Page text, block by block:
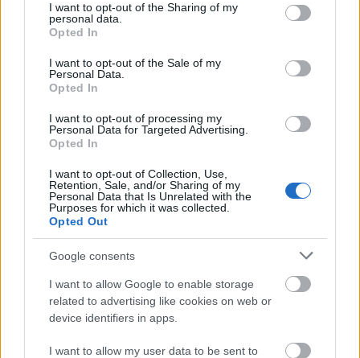
not limited to your visit or usage behaviour. You may click to
grant or deny consent to Google and its third-party tags to
use your data for below specified purposes in below Google
consent section.
I want to opt-out of the Sharing of my
personal data.
Opted In
I want to opt-out of the Sale of my
Personal Data.
Opted In
I want to opt-out of processing my
Personal Data for Targeted Advertising.
Opted In
I want to opt-out of Collection, Use,
Retention, Sale, and/or Sharing of my
Personal Data that Is Unrelated with the
Purposes for which it was collected.
Opted Out
Google consents
I want to allow Google to enable storage
related to advertising like cookies on web or
device identifiers in apps.
I want to allow my user data to be sent to
Európa gáztartalékai alacsony szinten: nehéz
HÍREK egy órája
Ezek Irán új feltételei a Hormuzi-szoros
HÍREK 2 órája